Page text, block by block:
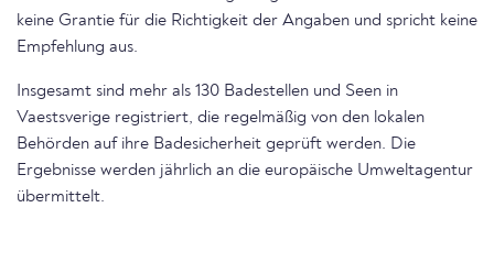
keine Grantie für die Richtigkeit der Angaben und spricht keine
Empfehlung aus.
Insgesamt sind mehr als 130 Badestellen und Seen in
Vaestsverige registriert, die regelmäßig von den lokalen
Behörden auf ihre Badesicherheit geprüft werden. Die
Ergebnisse werden jährlich an die europäische Umweltagentur
übermittelt.